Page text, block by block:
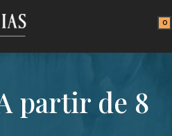
0
partir de 8